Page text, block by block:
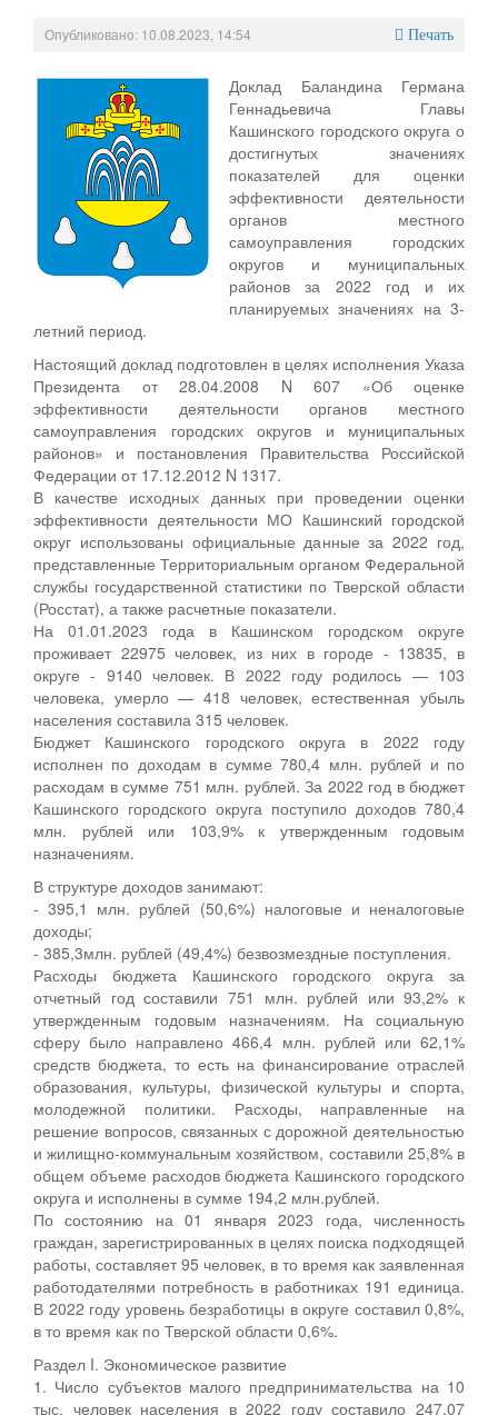
Опубликовано: 10.08.2023, 14:54 Печать
Доклад Баландина Германа
Геннадьевича Главы
Кашинского городского округа о
достигнутых значениях
показателей для оценки
эффективности деятельности
органов местного
самоуправления городских
округов и муниципальных
районов за 2022 год и их
планируемых значениях на 3-
летний период.
Настоящий доклад подготовлен в целях исполнения Указа
Президента от 28.04.2008 N 607 «Об оценке
эффективности деятельности органов местного
самоуправления городских округов и муниципальных
районов» и постановления Правительства Российской
Федерации от 17.12.2012 N 1317.
В качестве исходных данных при проведении оценки
эффективности деятельности МО Кашинский городской
округ использованы официальные данные за 2022 год,
представленные Территориальным органом Федеральной
службы государственной статистики по Тверской области
(Росстат), а также расчетные показатели.
На 01.01.2023 года в Кашинском городском округе
проживает 22975 человек, из них в городе - 13835, в
округе - 9140 человек. В 2022 году родилось — 103
человека, умерло — 418 человек, естественная убыль
населения составила 315 человек.
Бюджет Кашинского городского округа в 2022 году
исполнен по доходам в сумме 780,4 млн. рублей и по
расходам в сумме 751 млн. рублей. За 2022 год в бюджет
Кашинского городского округа поступило доходов 780,4
млн. рублей или 103,9% к утвержденным годовым
назначениям.
В структуре доходов занимают:
- 395,1 млн. рублей (50,6%) налоговые и неналоговые
доходы;
- 385,3млн. рублей (49,4%) безвозмездные поступления.
Расходы бюджета Кашинского городского округа за
отчетный год составили 751 млн. рублей или 93,2% к
утвержденным годовым назначениям. На социальную
сферу было направлено 466,4 млн. рублей или 62,1%
средств бюджета, то есть на финансирование отраслей
образования, культуры, физической культуры и спорта,
молодежной политики. Расходы, направленные на
решение вопросов, связанных с дорожной деятельностью
и жилищно-коммунальным хозяйством, составили 25,8% в
общем объеме расходов бюджета Кашинского городского
округа и исполнены в сумме 194,2 млн.рублей.
По состоянию на 01 января 2023 года, численность
граждан, зарегистрированных в целях поиска подходящей
работы, составляет 95 человек, в то время как заявленная
работодателями потребность в работниках 191 единица.
В 2022 году уровень безработицы в округе составил 0,8%,
в то время как по Тверской области 0,6%.
Раздел I. Экономическое развитие
1. Число субъектов малого предпринимательства на 10
тыс. человек населения в 2022 году составило 247,07